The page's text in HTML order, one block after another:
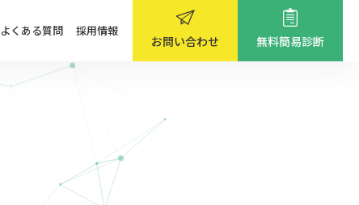
よくある質問 採用情報
お問い合わせ 無料簡易診断